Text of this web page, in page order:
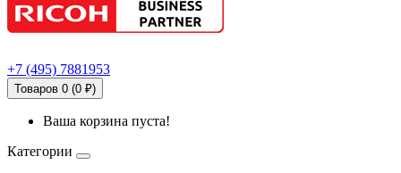
+7 (495) 7881953
Товаров 0 (0 ₽)
Ваша корзина пуста!
Категории